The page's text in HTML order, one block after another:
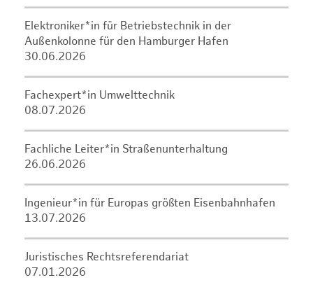
Elektroniker*in für Betriebstechnik in der
Außenkolonne für den Hamburger Hafen
30.06.2026
Fachexpert*in Umwelttechnik
08.07.2026
Fachliche Leiter*in Straßenunterhaltung
26.06.2026
Ingenieur*in für Europas größten Eisenbahnhafen
13.07.2026
Juristisches Rechtsreferendariat
07.01.2026